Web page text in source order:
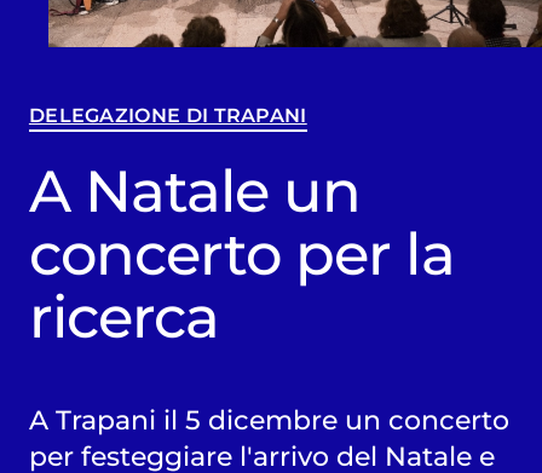
DELEGAZIONE DI TRAPANI
A Natale un
concerto per la
ricerca
A Trapani il 5 dicembre un concerto
per festeggiare l'arrivo del Natale e